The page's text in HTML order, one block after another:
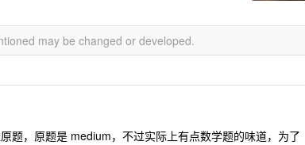
may be changed or developed.
题，原题是 medium，不过实际上有点数学题的味道，为了